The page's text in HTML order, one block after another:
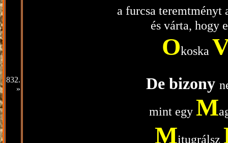
832.
»
a furcsa teremtményt
és várta, hogy
Okoska
De bizony
mint egy M
Mitugrálsz